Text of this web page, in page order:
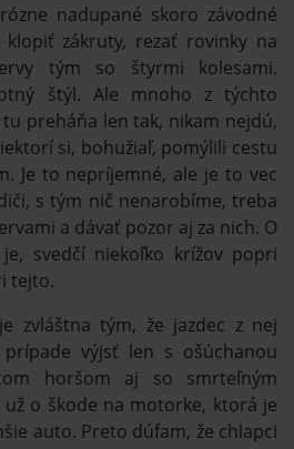
nadupané skoro závodné
zákruty, rezať rovinky na
tým so štyrmi kolesami.
štýl. Ale mnoho z týchto
preháňa len tak, nikam nejdú,
si, bohužiaľ, pomýlili cestu
Je to nepríjemné, ale je to vec
s tým nič nenarobíme, treba
a dávať pozor aj za nich. O
svedčí niekoľko krížov popri
tejto.
zvláštna tým, že jazdec z nej
výjsť len s ošúchanou
horšom aj so smrteľným
o škode na motorke, ktorá je
auto. Preto dúfam, že chlapci